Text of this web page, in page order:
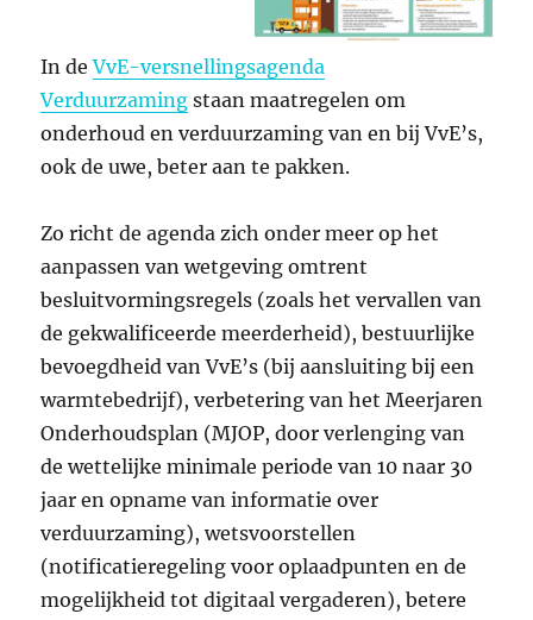
In deVvE-versnellingsagenda
Verduurzaming staan maatregelen om
onderhoud en verduurzaming van en bij VvE’s,
ook de uwe, beter aan te pakken.
Zo richt de agenda zich onder meer op het
aanpassen van wetgeving omtrent
besluitvormingsregels (zoals het vervallen van
de gekwalificeerde meerderheid), bestuurlijke
bevoegdheid van VvE’s (bij aansluiting bij een
warmtebedrijf), verbetering van het Meerjaren
Onderhoudsplan (MJOP, door verlenging van
de wettelijke minimale periode van 10 naar 30
jaar en opname van informatie over
verduurzaming), wetsvoorstellen
(notificatieregeling voor oplaadpunten en de
mogelijkheid tot digitaal vergaderen), betere